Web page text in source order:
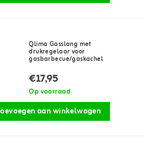
Qlima Gasslang met
drukregelaar voor
gasbarbecue/gaskachel
€17,95
Op voorraad
aan winkelwagen